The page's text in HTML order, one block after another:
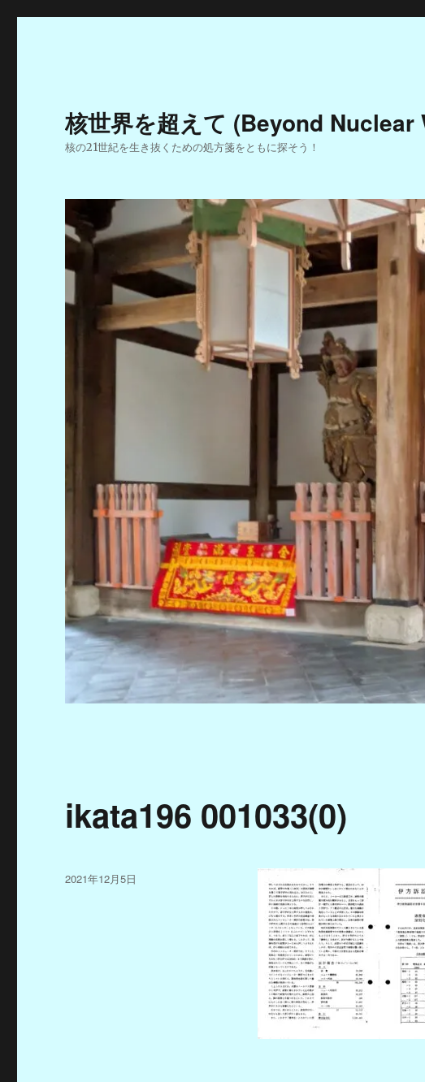
核世界を超えて (Beyond Nuclear
核の21世紀を生き抜くための処方箋をともに探そう！
ikata196 001033(0)
投
2021年12月5日